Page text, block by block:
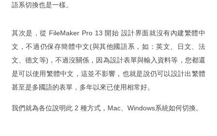
Customer Stories
One on One
Corporate Training
Training Request
語系切換也是一樣。
其次是，從 FileMaker Pro 13 開始 設計界面就沒有內建繁體中
文，不過仍保存簡體中文(與其他國語系，如：英文、日文、法
文、德文等)，不過沒關係，因為設計表單與輸入資料等，您都還
是可以使用繁體中文，這並不影響，也就是說仍可以設計出繁體
甚至是多國語的表單，多年以來已使用相常好。
我們就為各位說明此 2 種方式，Mac、Windows系統如何切換。